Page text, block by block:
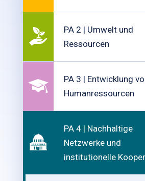
PA 2 | Umwelt und
Ressourcen
PA 3 | Entwicklung
Humanressourcen
PA 4 | Nachhaltige
Netzwerke und
institutionelle